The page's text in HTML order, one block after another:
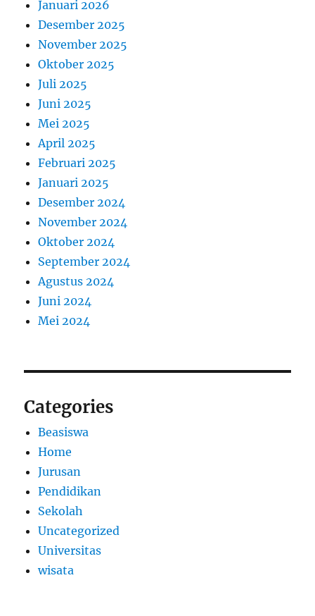
p
s
t
Januari 2026
Desember 2025
November 2025
Oktober 2025
Juli 2025
Juni 2025
Mei 2025
April 2025
Februari 2025
Januari 2025
Desember 2024
November 2024
Oktober 2024
September 2024
Agustus 2024
Juni 2024
Mei 2024
Categories
Beasiswa
Home
Jurusan
Pendidikan
Sekolah
Uncategorized
Universitas
wisata